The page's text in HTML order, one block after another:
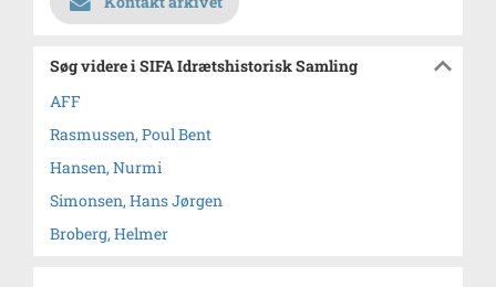
Søg videre i SIFA Idrætshistorisk Samling
AFF
Rasmussen, Poul Bent
Hansen, Nurmi
Simonsen, Hans Jørgen
Broberg, Helmer